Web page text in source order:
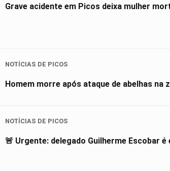
Grave acidente em Picos deixa mulher
NOTÍCIAS DE PICOS
Homem morre após ataque de abelhas na
NOTÍCIAS DE PICOS
🚨 Urgente: delegado Guilherme Escobar